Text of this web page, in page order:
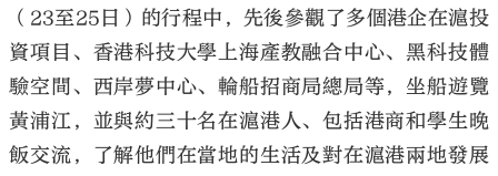
（23至25日）的行程中，先後參觀了多個港企在滬投
資項目、香港科技大學上海產教融合中心、黑科技體
驗空間、西岸夢中心、輪船招商局總局等，坐船遊覽
黃浦江，並與約三十名在滬港人、包括港商和學生晚
飯交流，了解他們在當地的生活及對在滬港兩地發展